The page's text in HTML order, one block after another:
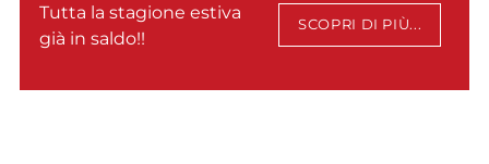
Tutta la stagione estiva
già in saldo!!
SCOPRI DI PIÙ...